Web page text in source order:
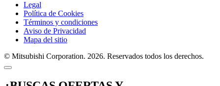
Legal
Política de Cookies
Términos y condiciones
Aviso de Privacidad
Mapa del sitio
© Mitsubishi Corporation. 2026. Reservados todos los derechos.